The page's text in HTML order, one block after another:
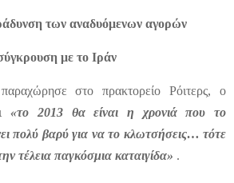
των αναδυόμενων αγορών
με το Ιράν
στο πρακτορείο Ρόιτερς, ο
«το 2013 θα είναι η χρονιά που το
πολύ βαρύ για να το κλωτσήσεις… τότε
τέλεια παγκόσμια καταιγίδα» .